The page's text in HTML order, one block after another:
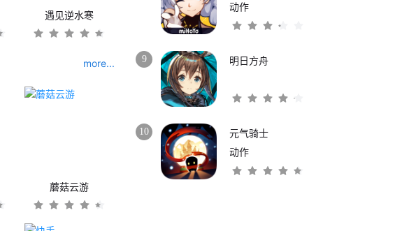
遇见逆水寒
more...
蘑菇云游
动作
9 明日方舟
10
元气骑士
动作